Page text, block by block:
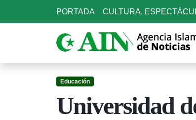
PORTADA CULTURA,
Educación
Universidad